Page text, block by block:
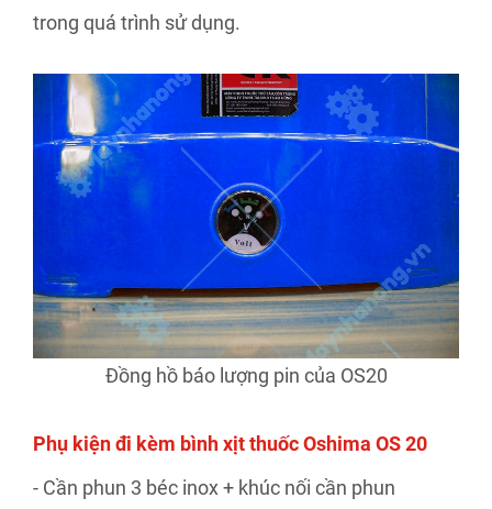
trong quá trình sử dụng.
Đồng hồ báo lượng pin của OS20
Phụ kiện đi kèm bình xịt thuốc Oshima OS 20
- Cần phun 3 béc inox + khúc nối cần phun